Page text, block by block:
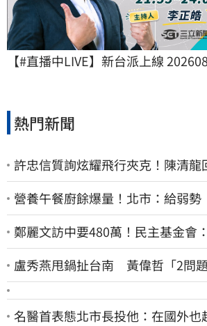
【#直播中LIVE】新台派上線
熱門新聞
許忠信質詢炫耀飛行夾克！陳清龍
營養午餐廚餘爆量！北市：給弱
鄭麗文訪中要480萬！民主基金會
盧秀燕甩鍋扯台南 黃偉哲「2問
名醫首表態北市長投他：在國外也